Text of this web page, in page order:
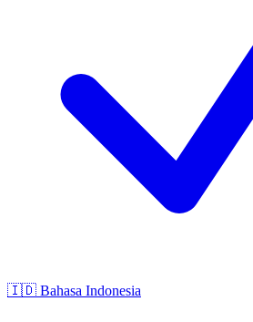
🇮🇩 Bahasa Indonesia